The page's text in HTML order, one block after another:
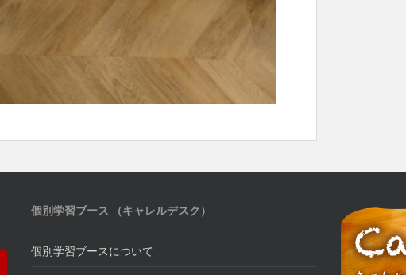
個別学習ブース （キャレルデスク）
個別学習ブースについて